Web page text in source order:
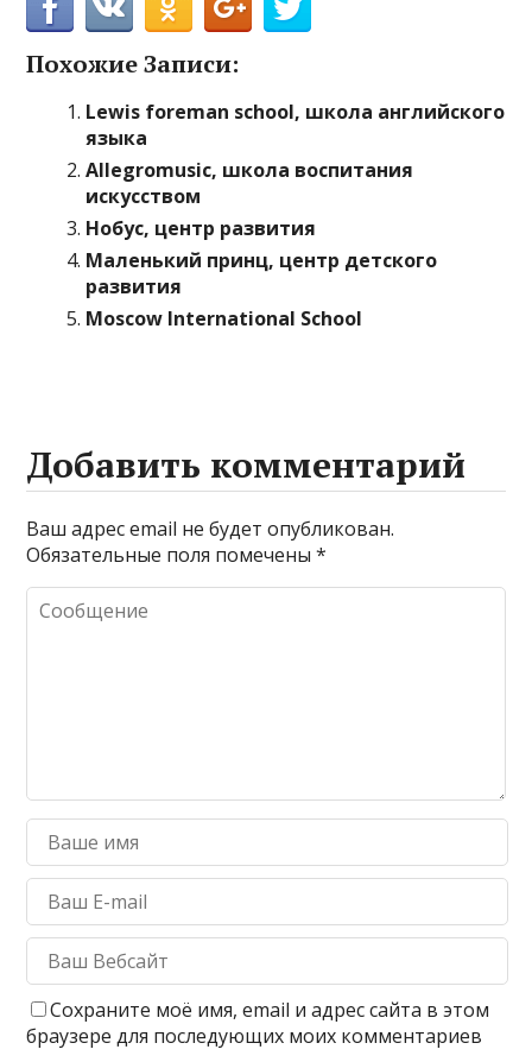
Похожие Записи:
Lewis foreman school, школа английского
языка
Allegromusic, школа воспитания
искусством
Нобус, центр развития
Маленький принц, центр детского
развития
Moscow International School
Добавить комментарий
Ваш адрес email не будет опубликован.
Обязательные поля помечены*
Сохраните моё имя, email и адрес сайта в этом
браузере для последующих моих комментариев